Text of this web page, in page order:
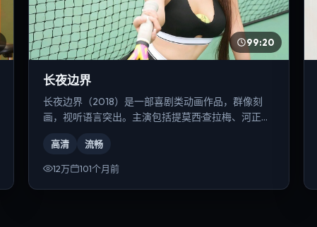
99:20
长夜边界
长夜边界（2018）是一部喜剧类动画作品，群像刻
画，视听语言突出。主演包括提莫西·查拉梅、河正
高清 流畅
12万 101个月前